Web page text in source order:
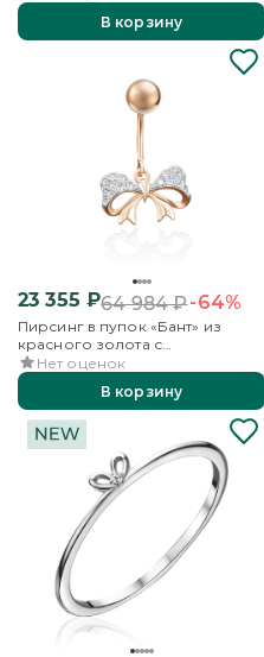
В корзину
23 355 ₽64 984₽-64%
Пирсинг в пупок «Бант» из
красного золота с
синтетическими вставками
Нет оценок
В корзину